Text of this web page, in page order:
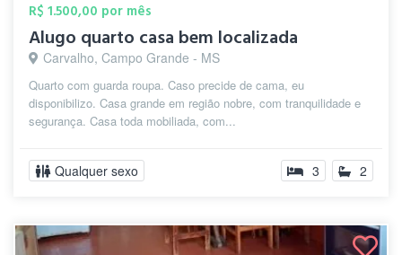
R$ 1.500,00 por mês
Alugo quarto casa bem localizada
Carvalho, Campo Grande - MS
Quarto com guarda roupa. Caso precide de cama, eu
disponibilizo. Casa grande em região nobre, com tranquilidade e
segurança. Casa toda mobiliada, com...
Qualquer sexo 3 2